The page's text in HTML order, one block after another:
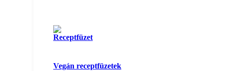
Vegán receptfüzetek